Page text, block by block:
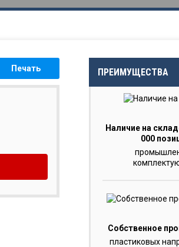
Печать ПРЕИМУЩЕСТВА
Наличие на
000
Собственное
пластиковых